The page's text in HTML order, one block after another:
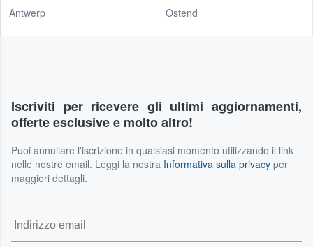
Antwerp
Ostend
Iscriviti per ricevere gli ultimi aggiornamenti,
offerte esclusive e molto altro!
Puoi annullare l'iscrizione in qualsiasi momento utilizzando il link
nelle nostre email. Leggi la nostra Informativa sulla privacy per
maggiori dettagli.